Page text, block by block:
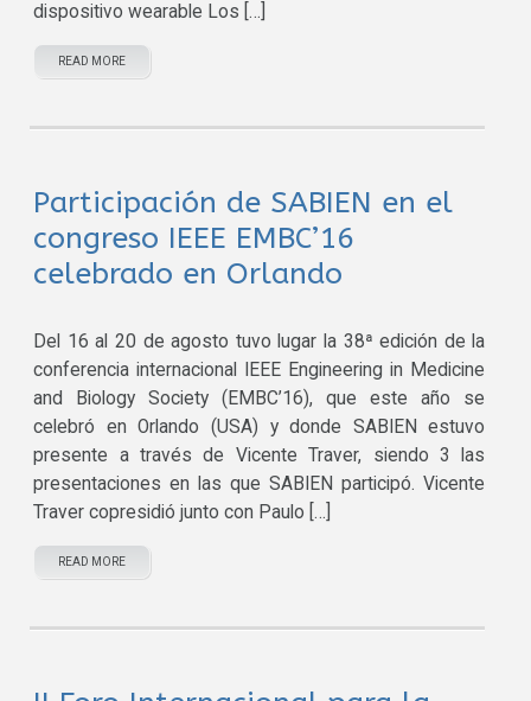
dispositivo wearable Los […]
READ MORE
Participación de SABIEN en el
congreso IEEE EMBC’16
celebrado en Orlando
Del 16 al 20 de agosto tuvo lugar la 38ª edición de la
conferencia internacional IEEE Engineering in Medicine
and Biology Society (EMBC’16), que este año se
celebró en Orlando (USA) y donde SABIEN estuvo
presente a través de Vicente Traver, siendo 3 las
presentaciones en las que SABIEN participó. Vicente
Traver copresidió junto con Paulo […]
READ MORE